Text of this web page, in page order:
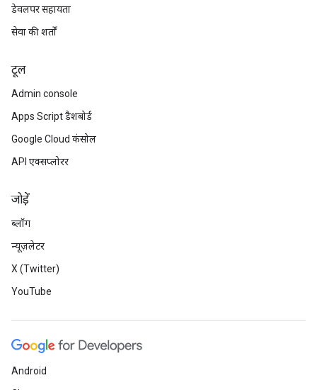
डेवलपर सहायता
सेवा की शर्तों
टूल
Admin console
Apps Script डैशबोर्ड
Google Cloud कंसोल
API एक्सप्लोरर
जोड़ें
ब्लॉग
न्यूज़लेटर
X (Twitter)
YouTube
Android